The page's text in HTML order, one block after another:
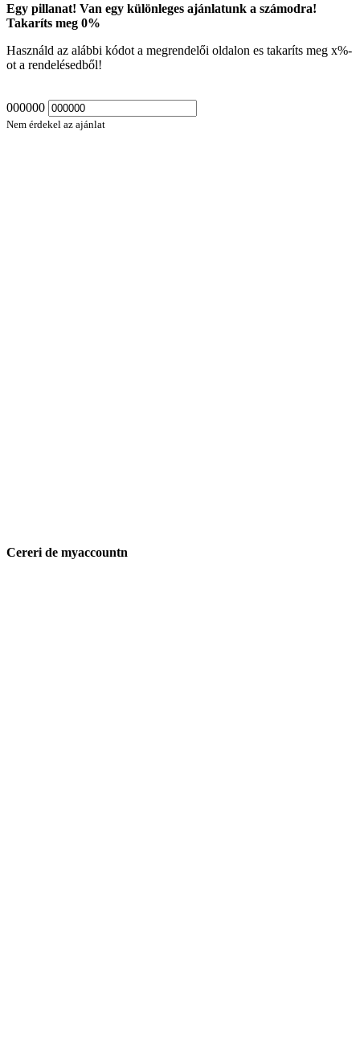
Egy pillanat! Van egy különleges ajánlatunk a számodra!
Takaríts meg 0%
Használd az alábbi kódot a megrendelői oldalon es takaríts meg x%-
ot a rendelésedből!
000000
Nem érdekel az ajánlat
Cereri de myaccountn